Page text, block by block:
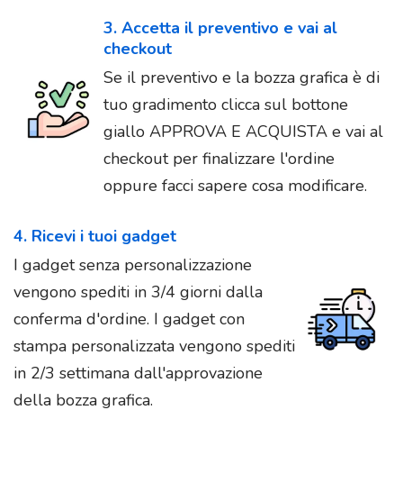
3. Accetta il preventivo e vai al
checkout
Se il preventivo e la bozza grafica è di
tuo gradimento clicca sul bottone
giallo APPROVA E ACQUISTA e vai al
checkout per finalizzare l'ordine
oppure facci sapere cosa modificare.
4. Ricevi i tuoi gadget
I gadget senza personalizzazione
vengono spediti in 3/4 giorni dalla
conferma d'ordine. I gadget con
stampa personalizzata vengono spediti
in 2/3 settimana dall'approvazione
della bozza grafica.